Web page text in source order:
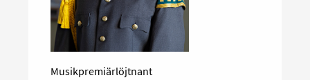
Musikpremiärlöjtnant